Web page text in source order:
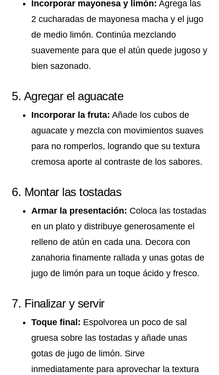
Incorporar mayonesa y limón: Agrega las
2 cucharadas de mayonesa macha y el jugo
de medio limón. Continúa mezclando
suavemente para que el atún quede jugoso y
bien sazonado.
5. Agregar el aguacate
Incorporar la fruta: Añade los cubos de
aguacate y mezcla con movimientos suaves
para no romperlos, logrando que su textura
cremosa aporte al contraste de los sabores.
6. Montar las tostadas
Armar la presentación: Coloca las tostadas
en un plato y distribuye generosamente el
relleno de atún en cada una. Decora con
zanahoria finamente rallada y unas gotas de
jugo de limón para un toque ácido y fresco.
7. Finalizar y servir
Toque final: Espolvorea un poco de sal
gruesa sobre las tostadas y añade unas
gotas de jugo de limón. Sirve
inmediatamente para aprovechar la textura